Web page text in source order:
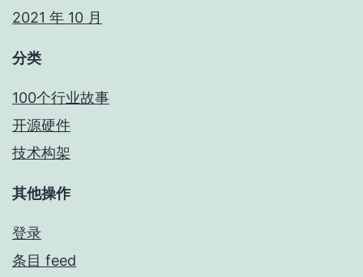
2021 年 10 月
分类
100个行业故事
开源硬件
技术构架
其他操作
登录
条目 feed